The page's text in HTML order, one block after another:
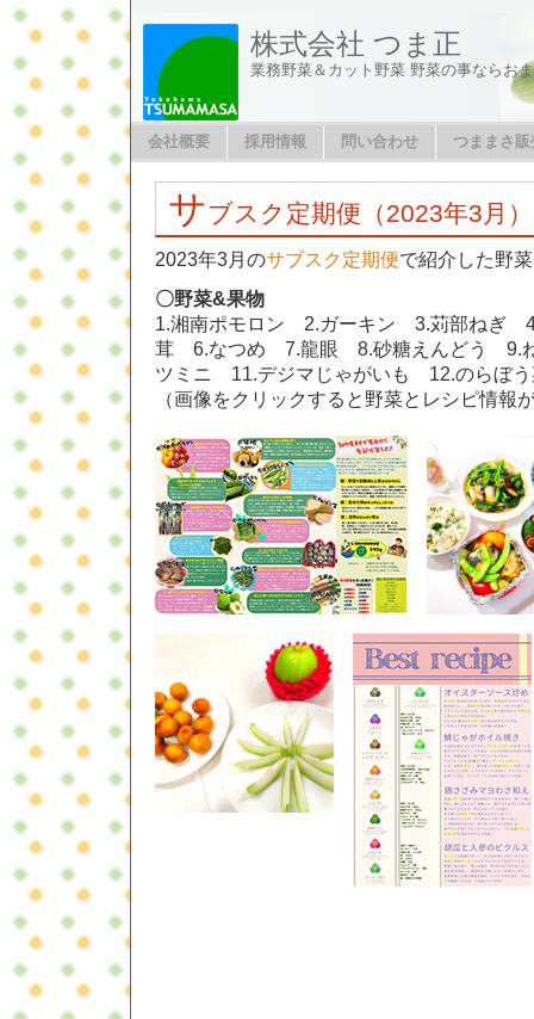
株式会社 つま正
業務野菜＆カット野菜 野菜の事ならお
会社概要 採用情報 問い合わせ つままさ
サ ブスク定期便（2023年3月）
2023年3月のサブスク定期便で紹介した野
〇野菜&果物
1.湘南ポモロン 2.ガーキン 3.苅部ねぎ
茸 6.なつめ 7.龍眼 8.砂糖えんどう 9.
ツミニ 11.デジマじゃがいも 12.のらぼ
（画像をクリックすると野菜とレシピ情報